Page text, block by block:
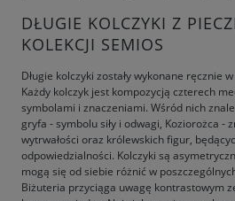
DŁUGIE KOLCZYKI Z
KOLEKCJI SEMIOS
Długie kolczyki zostały wykonane ręcznie
Każdy kolczyk jest kompozycją czterech
symbolami i znaczeniami. Wśród nich
gryfa - symbolu siły i odwagi, Koziorożca -
wytrwałości oraz królewskich figur,
odpowiedzialności. Kolczyki są
mogą się od siebie różnić w
Biżuteria przyciąga uwagę kontrastowym